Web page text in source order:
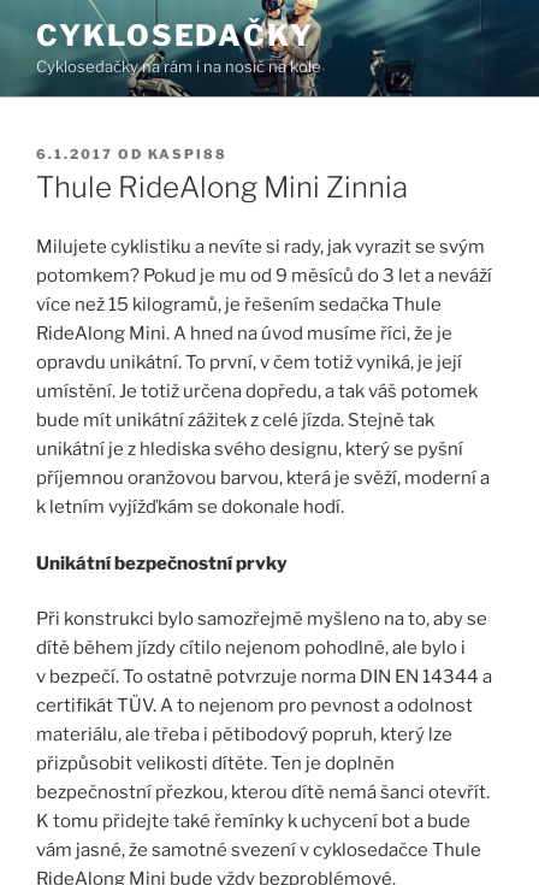
obsahu
webu
CYKLOSEDAČKY
Cyklosedačky na rám i na nosič na kole
PUBLIKOVÁNO
6.1.2017 OD KASPI88
Thule RideAlong Mini Zinnia
Milujete cyklistiku a nevíte si rady, jak vyrazit se svým
potomkem? Pokud je mu od 9 měsíců do 3 let a neváží
více než 15 kilogramů, je řešením sedačka Thule
RideAlong Mini. A hned na úvod musíme říci, že je
opravdu unikátní. To první, v čem totiž vyniká, je její
umístění. Je totiž určena dopředu, a tak váš potomek
bude mít unikátní zážitek z celé jízda. Stejně tak
unikátní je z hlediska svého designu, který se pyšní
příjemnou oranžovou barvou, která je svěží, moderní a
k letním vyjížďkám se dokonale hodí.
Unikátní bezpečnostní prvky
Při konstrukci bylo samozřejmě myšleno na to, aby se
dítě během jízdy cítilo nejenom pohodlně, ale bylo i
v bezpečí. To ostatně potvrzuje norma DIN EN 14344 a
certifikát TÜV. A to nejenom pro pevnost a odolnost
materiálu, ale třeba i pětibodový popruh, který lze
přizpůsobit velikosti dítěte. Ten je doplněn
bezpečnostní přezkou, kterou dítě nemá šanci otevřít.
K tomu přidejte také řemínky k uchycení bot a bude
vám jasné, že samotné svezení v cyklosedačce Thule
RideAlong Mini bude vždy bezproblémové.